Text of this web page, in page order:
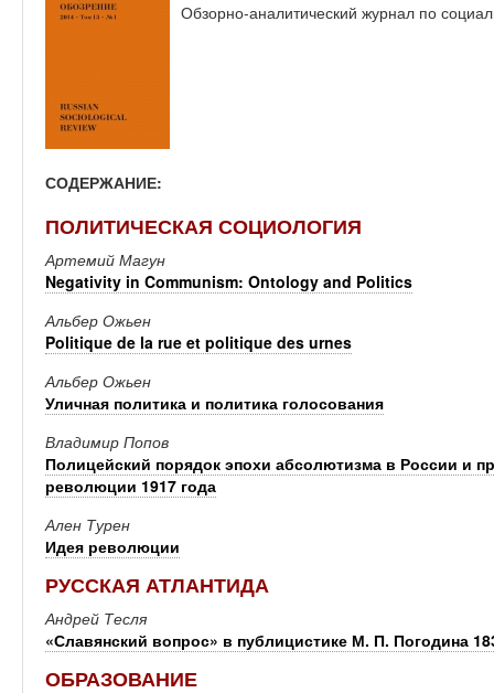
Обзорно-аналитический журнал по
СОДЕРЖАНИЕ:
ПОЛИТИЧЕСКАЯ СОЦИОЛОГИЯ
Артемий Магун
Negativity in Communism: Ontology and Politics
Альбер Ожьен
Politique de la rue et politique des urnes
Альбер Ожьен
Уличная политика и политика голосования
Владимир Попов
Полицейский порядок эпохи абсолютизма в России и
революции 1917 года
Ален Турен
Идея революции
РУССКАЯ АТЛАНТИДА
Андрей Тесля
«Славянский вопрос» в публицистике М. П. Погодина
ОБРАЗОВАНИЕ